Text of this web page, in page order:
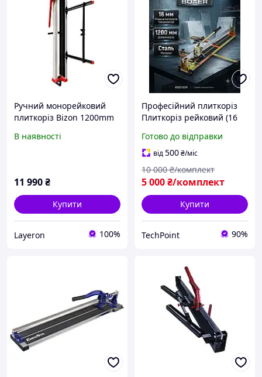
Ручний монорейковий
плиткоріз Bizon 1200mm
В наявності
11 990₴
Купити
Layeron 100%
Професійний плиткоріз
Плиткоріз рейковий (16
монорельсовий
підшипниковий
Готово до відправки
від500₴/міс
5 000₴/комплект
10 000 ₴/комплект
Купити
TechPoint 90%